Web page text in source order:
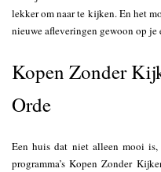
lekker om naar te kijken. En het
nieuwe afleveringen gewoon op je
Kopen Zonder
Orde
Een huis dat niet alleen mooi
programma’s Kopen Zonder